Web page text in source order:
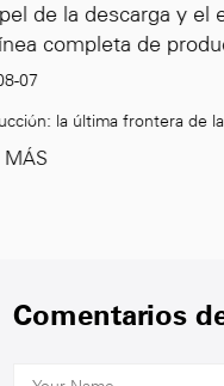
en
de AAC
E...
Líneas
2026-07-31
La
Comentarios